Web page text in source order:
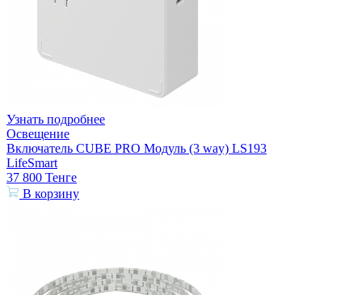
Узнать подробнее
Освещение
Включатель CUBE PRO Модуль (3 way) LS193
LifeSmart
37 800 Тенге
В корзину